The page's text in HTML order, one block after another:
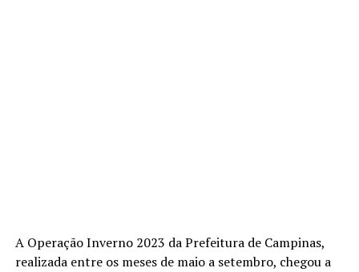
A Operação Inverno 2023 da Prefeitura de Campinas,
realizada entre os meses de maio a setembro, chegou a